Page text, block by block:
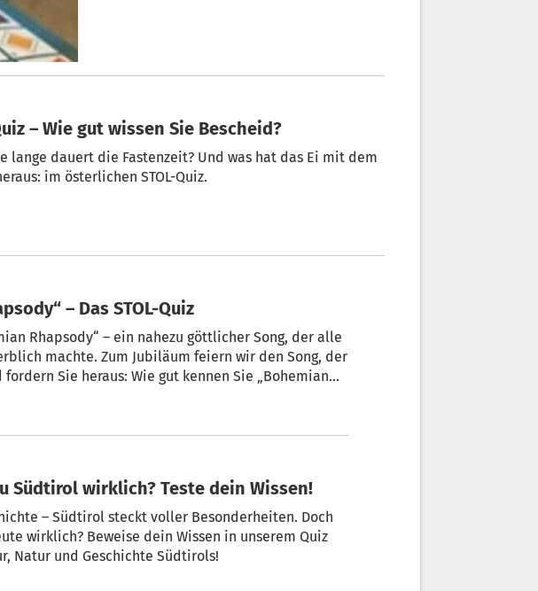
– Wie gut wissen Sie Bescheid?
lange dauert die Fastenzeit? Und was hat das Ei mit dem
im österlichen STOL-Quiz.
– Das STOL-Quiz
göttlicher Song, der alle
machte. Zum Jubiläum feiern wir den Song, der
Sie heraus: Wie gut kennen Sie „Bohemian
Südtirol wirklich? Teste dein Wissen!
– Südtirol steckt voller Besonderheiten. Doch
wirklich? Beweise dein Wissen in unserem Quiz
Natur und Geschichte Südtirols!